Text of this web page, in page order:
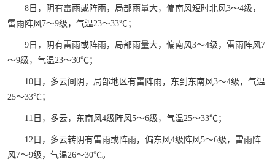
8日，阴有雷雨或阵雨，局部雨量大，偏南风短时北风3～4级，
雷雨阵风7～9级，气温23～33℃；
9日，阴有雷雨或阵雨，局部雨量大，偏南风3～4级，雷雨阵风7
～9级，气温23～30℃；
10日，多云间阴，局部地区有雷阵雨，东到东南风3～4级，气温
25～33℃；
11日，多云，东南风4级阵风5～6级，气温25～33℃；
12日，多云转阴有雷雨或阵雨，偏东风4级阵风5～6级，雷雨阵
风7～9级，气温26～30℃。